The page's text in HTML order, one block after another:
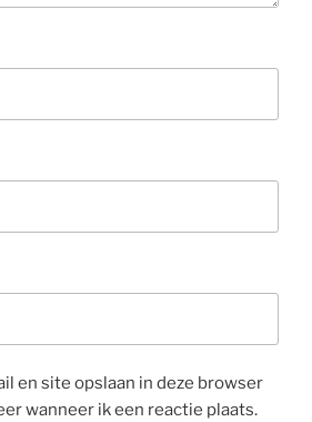
en site opslaan in deze browser
wanneer ik een reactie plaats.